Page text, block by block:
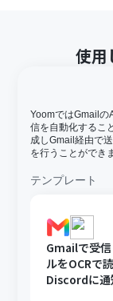
使用
YoomではGmailの
信を自動化するこ
成しGmail経由で
を行うことができ
テンプレート
Gmailで受
ルをOCRで
Discordに通